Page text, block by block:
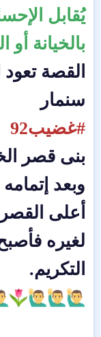
يُقابل
بالخيانة أو
القصة
سنمار
#غضيب92
بنى قصر
وبعد
أعلى
لغيره
التكريم.